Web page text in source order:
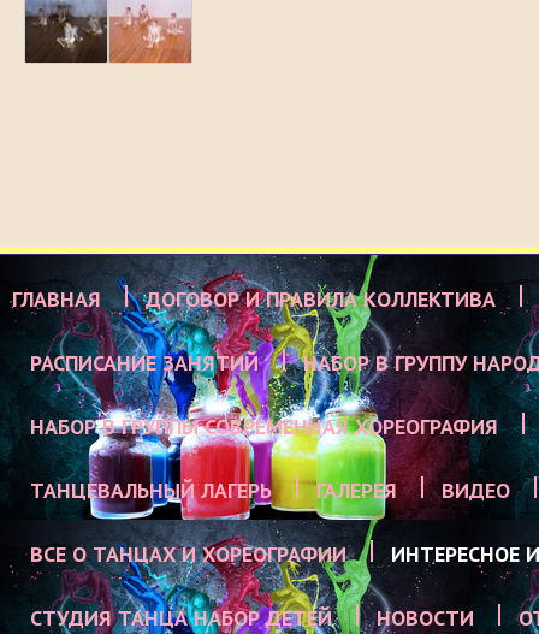
ГЛАВНАЯ ДОГОВОР И ПРАВИЛА КОЛЛЕКТИВА
РАСПИСАНИЕ ЗАНЯТИЙ НАБОР В ГРУППУ
НАБОР В ГРУППЫ СОВРЕМЕННАЯ ХОРЕОГРАФИЯ
ТАНЦЕВАЛЬНЫЙ ЛАГЕРЬ ГАЛЕРЕЯ ВИДЕО
ВСЕ О ТАНЦАХ И ХОРЕОГРАФИИ ИНТЕРЕСНОЕ
СТУДИЯ ТАНЦА НАБОР ДЕТЕЙ НОВОСТИ